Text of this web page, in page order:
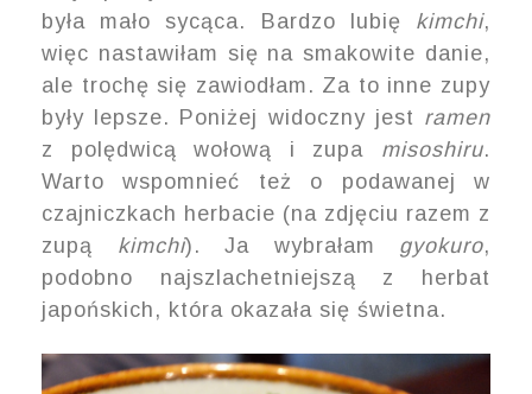
była mało sycąca. Bardzo lubię kimchi,
więc nastawiłam się na smakowite danie,
ale trochę się zawiodłam. Za to inne zupy
były lepsze. Poniżej widoczny jest ramen
z polędwicą wołową i zupa misoshiru.
Warto wspomnieć też o podawanej w
czajniczkach herbacie (na zdjęciu razem z
zupą kimchi). Ja wybrałam gyokuro,
podobno najszlachetniejszą z herbat
japońskich, która okazała się świetna.